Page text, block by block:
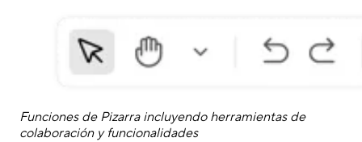
Funciones de Pizarra incluyendo herramientas de
colaboración y funcionalidades